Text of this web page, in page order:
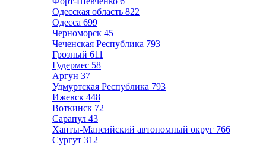
Одесская область 822
Одесса 699
Черноморск 45
Чеченская Республика 793
Грозный 611
Гудермес 58
Аргун 37
Удмуртская Республика 793
Ижевск 448
Воткинск 72
Сарапул 43
Ханты-Мансийский автономный округ 766
Сургут 312